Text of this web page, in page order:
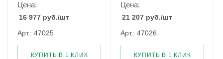
Цена:
16 977 руб./шт
Арт.: 47025
КУПИТЬ В 1 КЛИК
Цена:
21 207 руб./шт
Арт.: 47026
КУПИТЬ В 1 КЛИК